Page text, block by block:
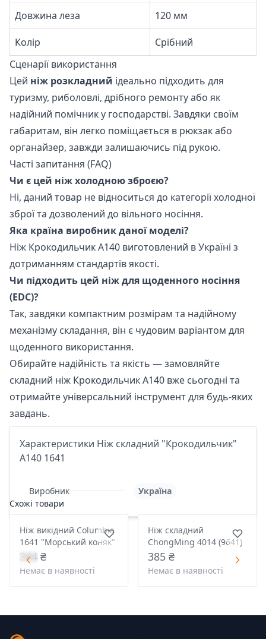
Довжина леза 120 мм
Колір
Срібний
Сценарії використання
Цей ніж розкладний ідеально підходить для
туризму, риболовлі, дрібного ремонту або як
надійний помічник у господарстві. Завдяки своїм
габаритам, він легко поміщається в рюкзак або
органайзер, завжди залишаючись під рукою.
Часті запитання (FAQ)
Чи є цей ніж холодною зброєю?
Ні, даний товар не відноситься до категорії холодної
зброї та дозволений до вільного носіння.
Яка країна виробник даної моделі?
Ніж Крокодильчик А140 виготовлений в Україні з
дотриманням стандартів якості.
Чи підходить цей ніж для щоденного носіння
(EDC)?
Так, завдяки компактним розмірам та надійному
механізму складання, він є чудовим варіантом для
щоденного використання.
Обирайте надійність та якість — замовляйте
складний ніж Крокодильчик А140 вже сьогодні та
отримайте універсальний інструмент для будь-яких
завдань.
Характеристики Ніж складний "Крокодильчик"
А140 1641
Виробник
Україна
Схожі товари
Ніж викідний Columbia
1641 "Морський коняк"
344 ₴
Немає в наявності
Ніж складний
ChongMing 4014 (9641)
385 ₴
Немає в наявності